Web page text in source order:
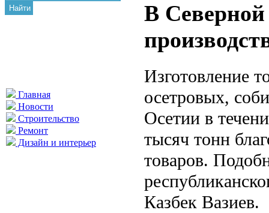
Найти
Главная
Новости
Строительство
Ремонт
Дизайн и интерьер
В Северной
Изготовление
осетровых,
Осетии в
тысяч тонн
товаров.
Казбек Вазиев.